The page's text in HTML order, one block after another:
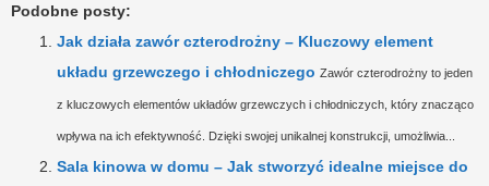
Podobne posty:
Jak działa zawór czterodrożny – Kluczowy element
układu grzewczego i chłodniczego Zawór czterodrożny to jeden
z kluczowych elementów układów grzewczych i chłodniczych, który znacząco
wpływa na ich efektywność. Dzięki swojej unikalnej konstrukcji, umożliwia...
Sala kinowa w domu – Jak stworzyć idealne miejsce do